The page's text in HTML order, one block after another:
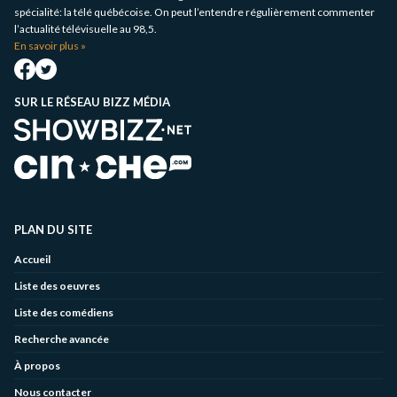
spécialité: la télé québécoise. On peut l’entendre régulièrement commenter
l’actualité télévisuelle au 98,5.
En savoir plus »
SUR LE RÉSEAU BIZZ MÉDIA
PLAN DU SITE
Accueil
Liste des oeuvres
Liste des comédiens
Recherche avancée
À propos
Nous contacter